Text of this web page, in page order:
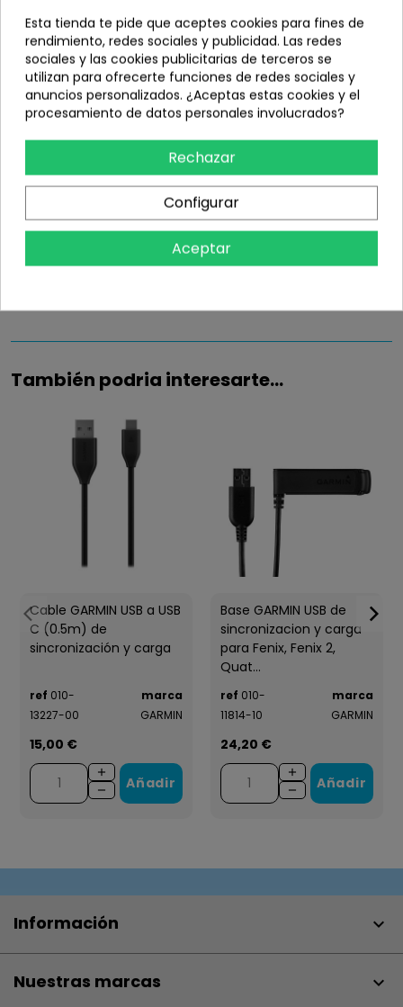
En stock
Añadir
Información
También podria interesarte...
Cable GARMIN USB a USB
C (0.5m) de
sincronización y carga
ref 010-
13227-00
marca
GARMIN
15,00 €
Añadir
Base GARMIN USB de
sincronizacion y carga
para Fenix, Fenix 2,
Quat...
ref 010-
11814-10
marca
GARMIN
24,20 €
Añadir
Información 
Nuestras marcas 
Esta tienda te pide que aceptes cookies para fines de
rendimiento, redes sociales y publicidad. Las redes
sociales y las cookies publicitarias de terceros se
utilizan para ofrecerte funciones de redes sociales y
anuncios personalizados. ¿Aceptas estas cookies y el
procesamiento de datos personales involucrados?
Rechazar
Configurar
Aceptar